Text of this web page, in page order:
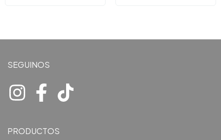
SEGUINOS
PRODUCTOS